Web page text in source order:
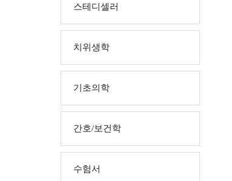
스테디셀러
치위생학
기초의학
간호/보건학
수험서